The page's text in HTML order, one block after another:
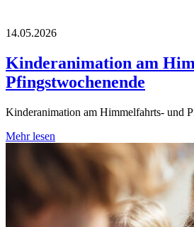
14.05.2026
Kinderanimation am
Pfingstwochenende
Kinderanimation am Himmelfahrts- und
Mehr lesen